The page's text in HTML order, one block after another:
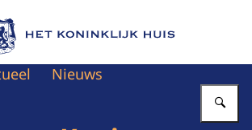
de homepage van Het Koninklijk Huis
Nieuws